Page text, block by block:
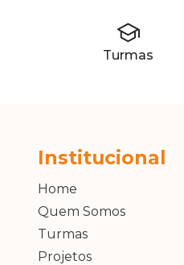
Turmas
Institucional
Home
Quem Somos
Turmas
Projetos